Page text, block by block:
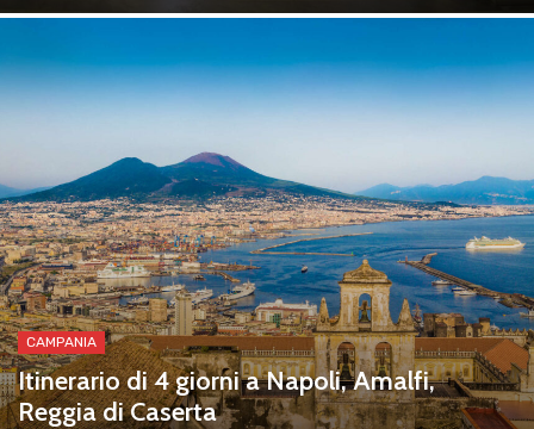
CAMPANIA
Itinerario di 4 giorni a Napoli, Amalfi,
Reggia di Caserta